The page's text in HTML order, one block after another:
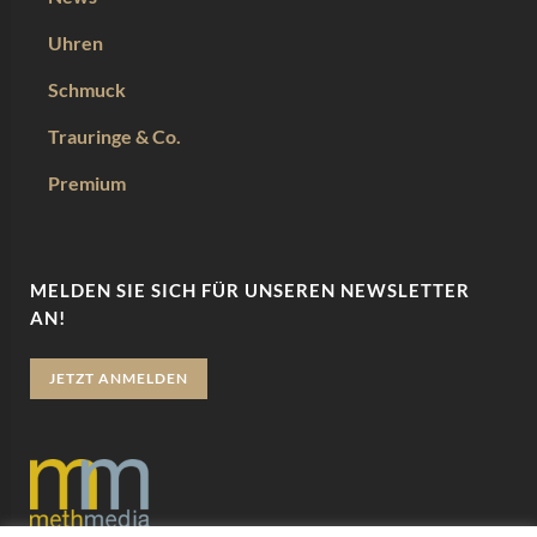
Uhren
Schmuck
Trauringe & Co.
Premium
MELDEN SIE SICH FÜR UNSEREN NEWSLETTER
AN!
JETZT ANMELDEN